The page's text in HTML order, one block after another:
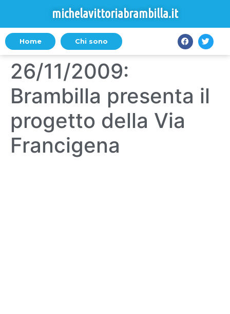
michelavittoriabrambilla.it
Home Chi sono
26/11/2009:
Brambilla presenta il
progetto della Via
Francigena